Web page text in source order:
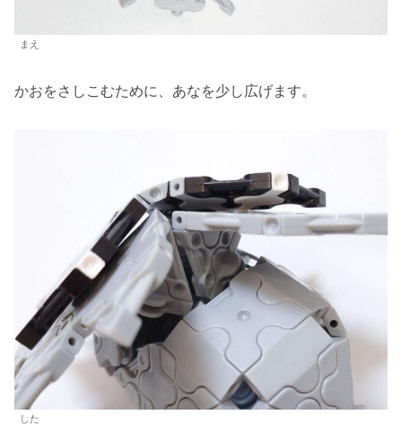
まえ
かおをさしこむために、あなを少し広げます。
した